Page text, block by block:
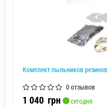
Комплект пыльников
0 отзывов
1 040 грн
сегодня